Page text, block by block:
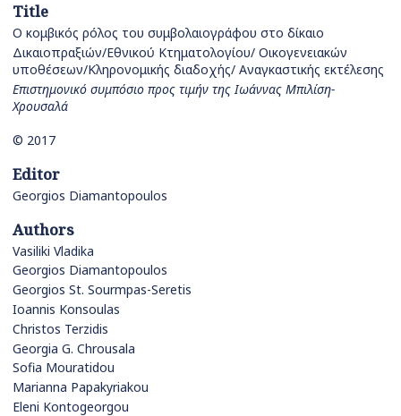
Title
Ο κομβικός ρόλος του συμβολαιογράφου στο δίκαιο
Δικαιοπραξιών/Εθνικού Κτηματολογίου/ Οικογενειακών
υποθέσεων/Κληρονομικής διαδοχής/ Αναγκαστικής εκτέλεσης
Επιστημονικό συμπόσιο προς τιμήν της Ιωάννας Μπιλίση-
Χρουσαλά
© 2017
Editor
Georgios Diamantopoulos
Authors
Vasiliki Vladika
Georgios Diamantopoulos
Georgios St. Sourmpas-Seretis
Ioannis Konsoulas
Christos Terzidis
Georgia G. Chrousala
Sofia Mouratidou
Marianna Papakyriakou
Eleni Kontogeorgou